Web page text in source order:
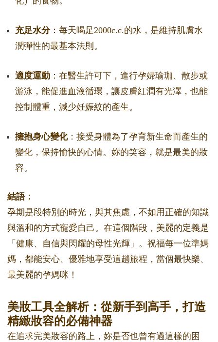
充足水分：每天喝足2000c.c.的水，是維持肌膚水
潤彈性的最基本法則。
適度運動 ：在醫生許可下，進行孕婦瑜珈、散步或
游泳，能促進血液循環，讓皮膚紅潤有光澤，也能
控制體重，減少妊娠紋的產生。
擁抱身心變化：接受身體為了孕育新生命而產生的
變化，保持愉快的心情。妳的笑容，就是最美的妝
容。
結語：
孕期是段特別的時光，與其焦慮，不如用正確的知識
與溫和的方式寵愛自己。在這個階段，美麗的定義是
「健康、自信與閃耀的母性光輝」。祝福每一位準媽
媽，都能安心、優雅地享受這趟旅程，當個最快樂、
最美麗的孕媽咪！
美妝工具全解析：從新手到高手，打造
精緻妝容的必備神器
在追求完美妝容的路上，妳是否也曾有過這樣的困